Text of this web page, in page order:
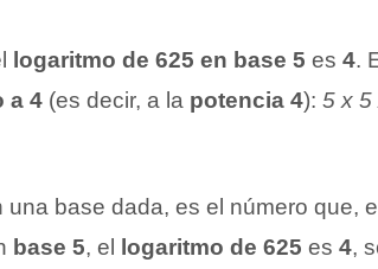
logaritmo de 625 en base 5 es 4.
a 4 (es decir, a la potencia 4): 5 x 5
una base dada, es el número que,
base 5, el logaritmo de 625 es 4,